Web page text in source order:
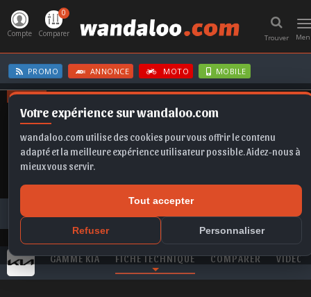
Votre expérience sur wandaloo.com
wandaloo.com utilise des cookies pour vous offrir le contenu
adapté et la meilleure expérience utilisateur possible. Aidez-nous à
mieux vous servir.
Tout accepter
Refuser Personnaliser
Trouver
Compte
0
Comparer
PROMO ANNONCE MOTO MOBILE
OFFRES
FORMENTOR MOKKA FABIA CORSA BVA
KIA
Carens
KIA Carens 1.5 CRDi 115 Active neuve au Maroc
GAMME KIA FICHE TECHNIQUE COMPARER VIDEO